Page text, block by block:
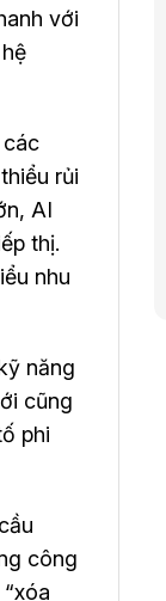
với
rủi
AI
thị.
nhu
năng
cũng
phi
công